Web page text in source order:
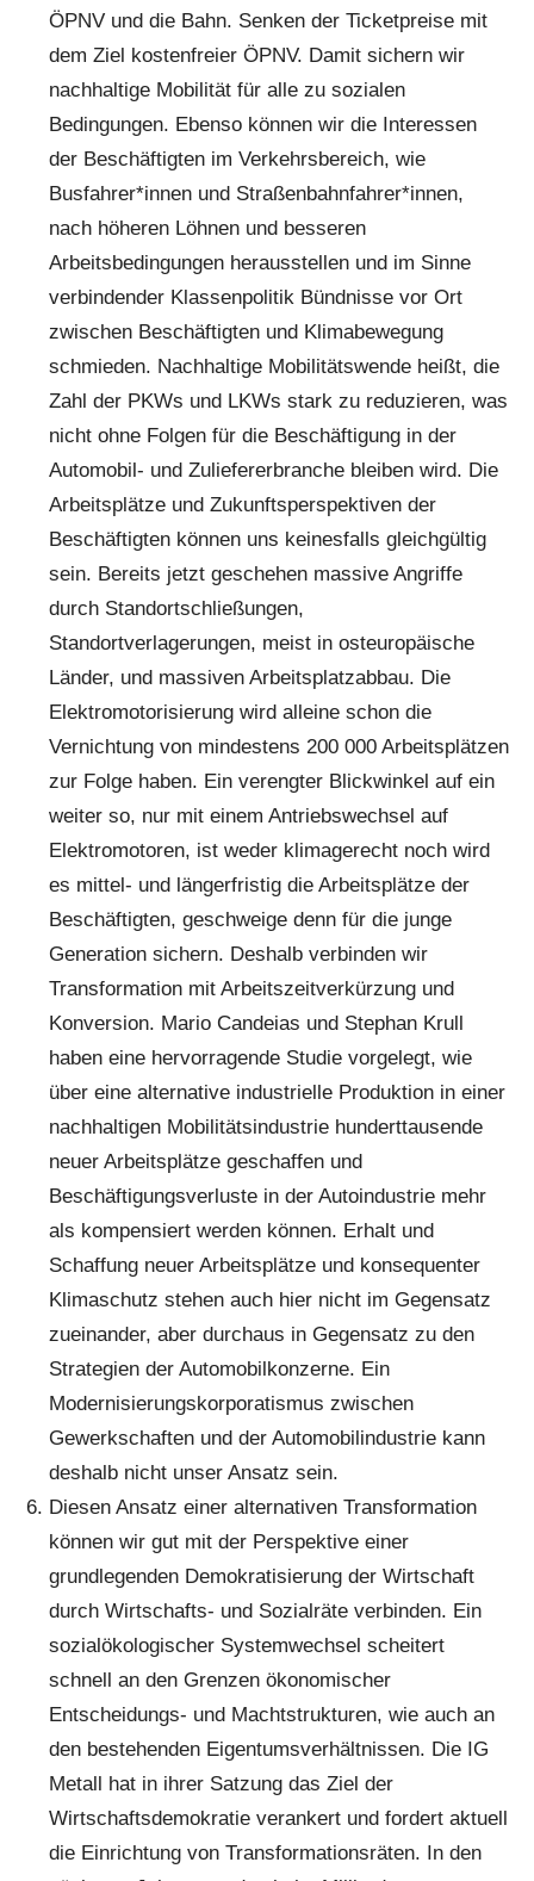
ÖPNV und die Bahn. Senken der Ticketpreise mit
dem Ziel kostenfreier ÖPNV. Damit sichern wir
nachhaltige Mobilität für alle zu sozialen
Bedingungen. Ebenso können wir die Interessen
der Beschäftigten im Verkehrsbereich, wie
Busfahrer*innen und Straßenbahnfahrer*innen,
nach höheren Löhnen und besseren
Arbeitsbedingungen herausstellen und im Sinne
verbindender Klassenpolitik Bündnisse vor Ort
zwischen Beschäftigten und Klimabewegung
schmieden. Nachhaltige Mobilitätswende heißt, die
Zahl der PKWs und LKWs stark zu reduzieren, was
nicht ohne Folgen für die Beschäftigung in der
Automobil- und Zuliefererbranche bleiben wird. Die
Arbeitsplätze und Zukunftsperspektiven der
Beschäftigten können uns keinesfalls gleichgültig
sein. Bereits jetzt geschehen massive Angriffe
durch Standortschließungen,
Standortverlagerungen, meist in osteuropäische
Länder, und massiven Arbeitsplatzabbau. Die
Elektromotorisierung wird alleine schon die
Vernichtung von mindestens 200 000 Arbeitsplätzen
zur Folge haben. Ein verengter Blickwinkel auf ein
weiter so, nur mit einem Antriebswechsel auf
Elektromotoren, ist weder klimagerecht noch wird
es mittel- und längerfristig die Arbeitsplätze der
Beschäftigten, geschweige denn für die junge
Generation sichern. Deshalb verbinden wir
Transformation mit Arbeitszeitverkürzung und
Konversion. Mario Candeias und Stephan Krull
haben eine hervorragende Studie vorgelegt, wie
über eine alternative industrielle Produktion in einer
nachhaltigen Mobilitätsindustrie hunderttausende
neuer Arbeitsplätze geschaffen und
Beschäftigungsverluste in der Autoindustrie mehr
als kompensiert werden können. Erhalt und
Schaffung neuer Arbeitsplätze und konsequenter
Klimaschutz stehen auch hier nicht im Gegensatz
zueinander, aber durchaus in Gegensatz zu den
Strategien der Automobilkonzerne. Ein
Modernisierungskorporatismus zwischen
Gewerkschaften und der Automobilindustrie kann
deshalb nicht unser Ansatz sein.
Diesen Ansatz einer alternativen Transformation
können wir gut mit der Perspektive einer
grundlegenden Demokratisierung der Wirtschaft
durch Wirtschafts- und Sozialräte verbinden. Ein
sozialökologischer Systemwechsel scheitert
schnell an den Grenzen ökonomischer
Entscheidungs- und Machtstrukturen, wie auch an
den bestehenden Eigentumsverhältnissen. Die IG
Metall hat in ihrer Satzung das Ziel der
Wirtschaftsdemokratie verankert und fordert aktuell
die Einrichtung von Transformationsräten. In den